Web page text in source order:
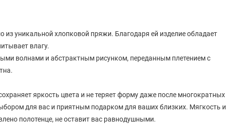
уникальной хлопковой пряжи. Благодаря ей изделие обладает
влагу.
волнами и абстрактным рисунком, переданным плетением с
яркость цвета и не теряет форму даже после многократных
для вас и приятным подарком для ваших близких. Мягкость и
полотенце, не оставит вас равнодушными.